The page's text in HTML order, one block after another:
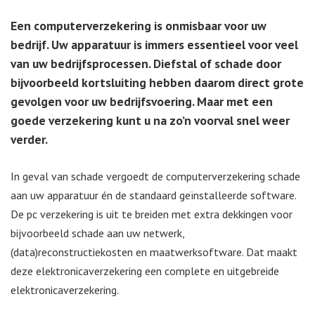
Een computerverzekering is onmisbaar voor uw
bedrijf. Uw apparatuur is immers essentieel voor veel
van uw bedrijfsprocessen. Diefstal of schade door
bijvoorbeeld kortsluiting hebben daarom direct grote
gevolgen voor uw bedrijfsvoering. Maar met een
goede verzekering kunt u na zo’n voorval snel weer
verder.
In geval van schade vergoedt de computerverzekering schade
aan uw apparatuur én de standaard geïnstalleerde software.
De pc verzekering is uit te breiden met extra dekkingen voor
bijvoorbeeld schade aan uw netwerk,
(data)reconstructiekosten en maatwerksoftware. Dat maakt
deze elektronicaverzekering een complete en uitgebreide
elektronicaverzekering.